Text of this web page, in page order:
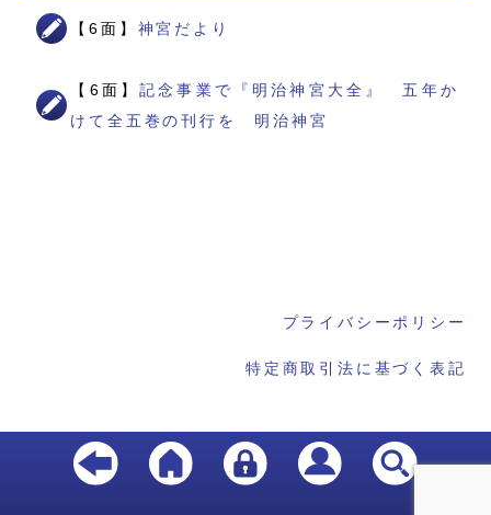
【6面】 神宮だより
【6面】記念事業で『明治神宮大全』 五年か
けて全五巻の刊行を 明治神宮
プライバシーポリシー
特定商取引法に基づく表記